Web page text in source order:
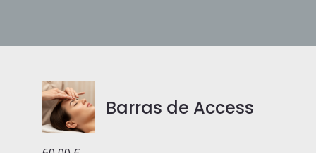
Barras de Access